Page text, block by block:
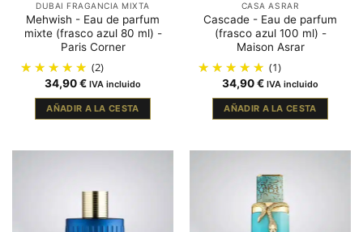
DUBAI FRAGANCIA MIXTA
Mehwish - Eau de parfum
mixte (frasco azul 80 ml) -
Paris Corner
(2)
34,90€ IVA incluido
AÑADIR A LA CESTA
CASA ASRAR
Cascade - Eau de parfum
(frasco azul 100 ml) -
Maison Asrar
(1)
34,90€ IVA incluido
AÑADIR A LA CESTA